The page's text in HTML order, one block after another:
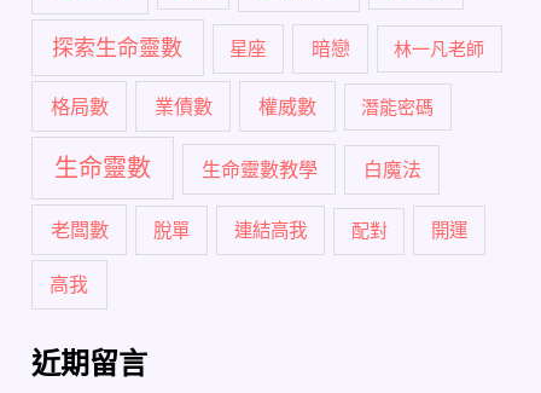
探索生命靈數 星座 暗戀 林一凡老師
格局數 業債數 權威數 潛能密碼
生命靈數 生命靈數教學 白魔法
老闆數 脫單 連結高我 配對 開運
高我
近期留言